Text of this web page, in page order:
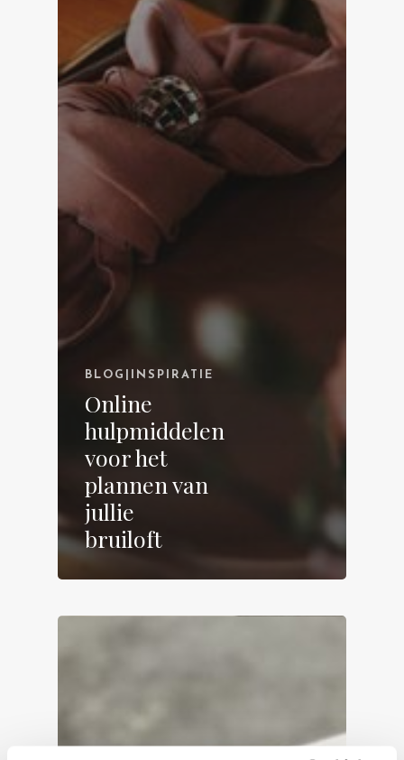
BLOG|INSPIRATIE
Online
hulpmiddelen
voor het
plannen van
jullie
bruiloft